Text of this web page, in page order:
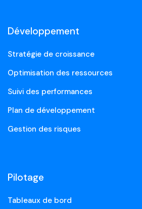
Développement
Stratégie de croissance
Optimisation des ressources
Suivi des performances
Plan de développement
Gestion des risques
Pilotage
Tableaux de bord